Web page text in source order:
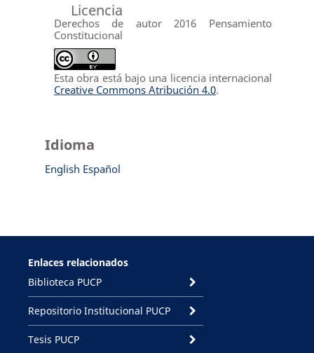
Licencia
Derechos de autor 2016 Pensamiento
Constitucional
Esta obra está bajo una licencia internacional
Creative Commons Atribución 4.0.
Idioma
English Español
Enlaces relacionados
Biblioteca PUCP
Repositorio Institucional PUCP
Tesis PUCP